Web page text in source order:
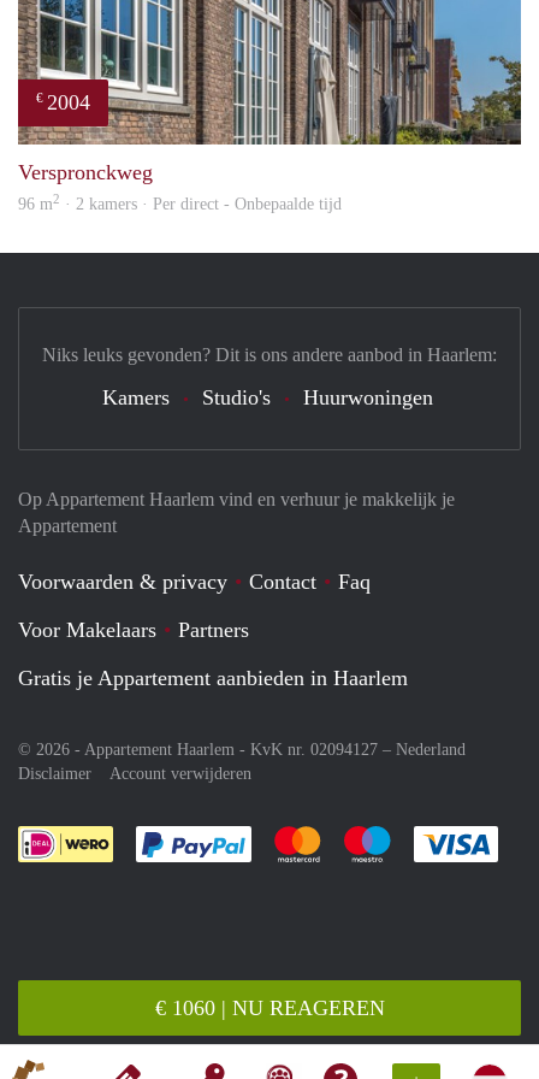
€ 1060 | NU REAGEREN
€ 2004
Verspronckweg
96 m2 · 2 kamers · Per direct - Onbepaalde tijd
Op Appartement Haarlem vind en verhuur je makkelijk je
Appartement
Voorwaarden & privacy Contact
Faq
Voor Makelaars
Partners
Gratis je Appartement aanbieden in Haarlem
© 2026 - Appartement Haarlem - KvK nr. 02094127 – Nederland
Disclaimer
Account verwijderen
Je rekent gemakkelijk af met Paypal
Je rekent gemakkelijk af met
Je rekent
Niks leuks gevonden? Dit is ons andere aanbod in Haarlem:
Kamers Studio's Huurwoningen